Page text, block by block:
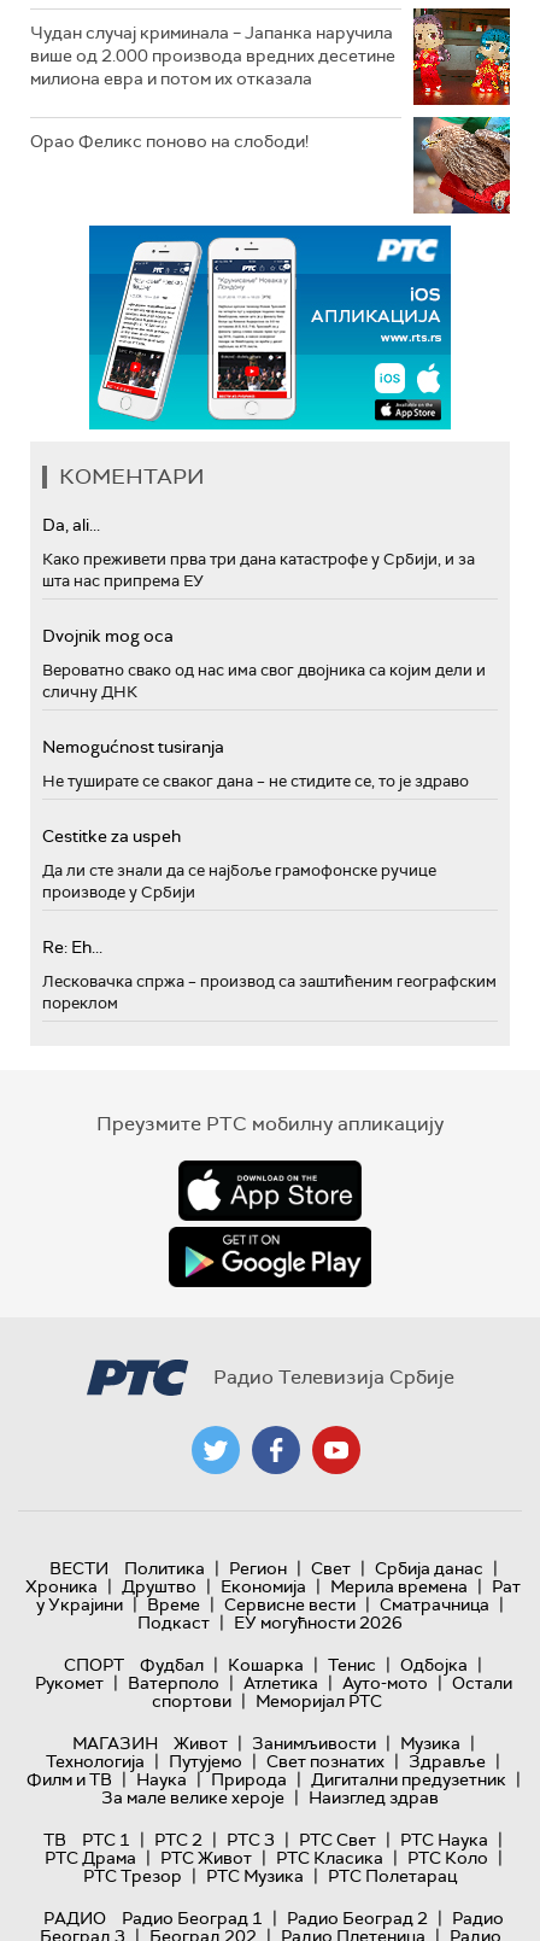
Чудан случај криминала – Јапанка наручила
више од 2.000 производа вредних десетине
милиона евра и потом их отказала
Орао Феликс поново на слободи!
КОМЕНТАРИ
Da, ali...
Како преживети прва три дана катастрофе у Србији, и за
шта нас припрема ЕУ
Dvojnik mog oca
Вероватно свако од нас има свог двојника са којим дели и
сличну ДНК
Nemogućnost tusiranja
Не туширате се сваког дана – не стидите се, то је здраво
Cestitke za uspeh
Да ли сте знали да се најбоље грамофонске ручице
производе у Србији
Re: Eh...
Лесковачка спржа – производ са заштићеним географским
пореклом
Преузмите РТС мобилну апликацију
Радио Телевизија Србије
ВЕСТИ Политика | Регион | Свет | Србија данас |
Хроника | Друштво | Економија | Мерила времена | Рат
у Украјини | Време | Сервисне вести | Сматрачница |
Подкаст | ЕУ могућности 2026
СПОРТ
Фудбал | Кошарка | Тенис | Одбојка |
Рукомет | Ватерполо | Атлетика | Ауто-мото | Остали
спортови | Меморијал РТС
МАГАЗИН
Живот | Занимљивости | Музика |
Технологијa | Путујемо | Свет познатих | Здравље |
Филм и ТВ | Наука | Природа | Дигитални предузетник |
За мале велике хероје | Наизглед здрав
ТВ
РТС 1 | РТС 2 | РТС 3 | РТС Свет | РТС Наука |
РТС Драма | РТС Живот | РТС Класика | РТС Коло |
РТС Трезор | РТС Музика | РТС Полетарац
РАДИО
Радио Београд 1 | Радио Београд 2 | Радио
Београд 3
Београд 202 Радио Плетеница Радио